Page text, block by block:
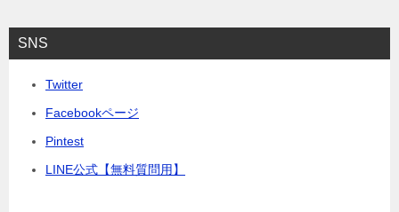
SNS
Twitter
Facebookページ
Pintest
LINE公式【無料質問用】